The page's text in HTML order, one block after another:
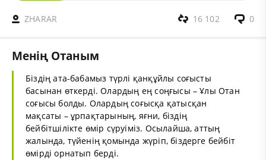
ZHARAR 0
16 102
Менің Отаным
Біздің ата-бабамыз түрлі қанқұйлы соғысты
басынан өткерді. Олардың ең соңғысы – Ұлы Отан
соғысы болды. Олардың соғысқа қатысқан
мақсаты – ұрпақтарының, яғни, біздің
бейбітшілікте өмір сүруіміз. Осылайша, аттың
жалында, түйенің қомында жүріп, біздерге бейбіт
өмірді орнатып берді.